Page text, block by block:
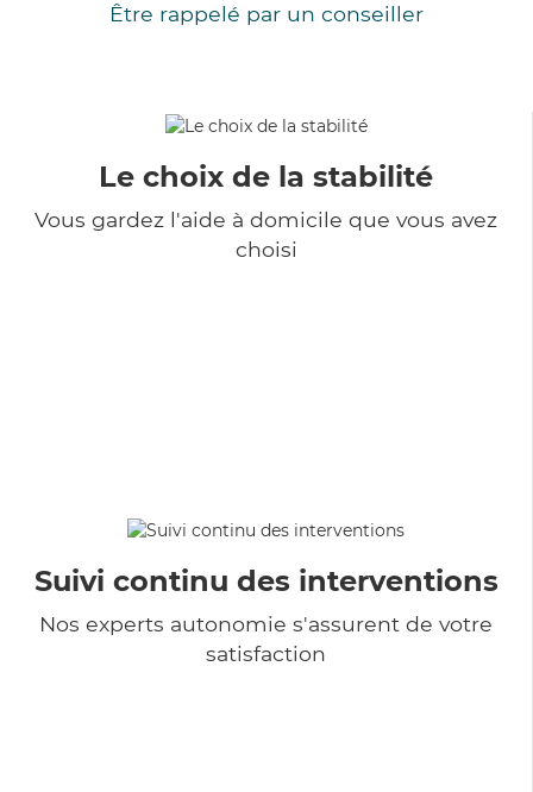
Être rappelé par un conseiller
Le choix de la stabilité
Vous gardez l'aide à domicile que vous avez
choisi
Suivi continu des interventions
Nos experts autonomie s'assurent de votre
satisfaction